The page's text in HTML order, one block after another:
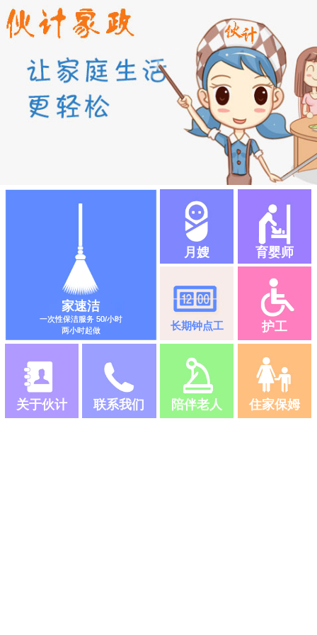
家速洁
一次性保洁服务 50/小时
两小时起做
月嫂 育婴师
长期钟点工 护工
关于伙计 联系我们 陪伴老人 住家保姆